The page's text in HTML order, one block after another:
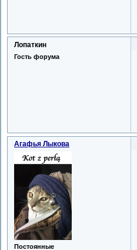
Лопаткин
Гость форума
Агафья Лыкова
Постоянные